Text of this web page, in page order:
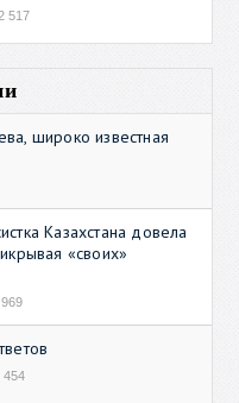
517
широко известная
Казахстана довела
«своих»
454